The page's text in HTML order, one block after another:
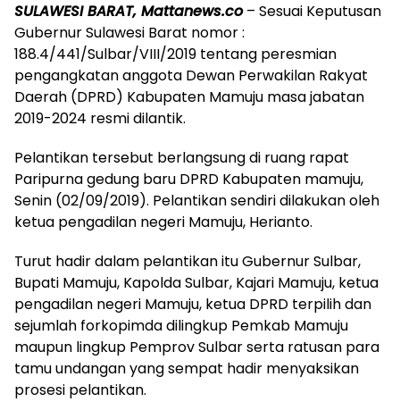
SULAWESI BARAT, Mattanews.co– Sesuai Keputusan
Gubernur Sulawesi Barat nomor :
188.4/441/Sulbar/VIII/2019 tentang peresmian
pengangkatan anggota Dewan Perwakilan Rakyat
Daerah (DPRD) Kabupaten Mamuju masa jabatan
2019-2024 resmi dilantik.
Pelantikan tersebut berlangsung di ruang rapat
Paripurna gedung baru DPRD Kabupaten mamuju,
Senin (02/09/2019). Pelantikan sendiri dilakukan oleh
ketua pengadilan negeri Mamuju, Herianto.
Turut hadir dalam pelantikan itu Gubernur Sulbar,
Bupati Mamuju, Kapolda Sulbar, Kajari Mamuju, ketua
pengadilan negeri Mamuju, ketua DPRD terpilih dan
sejumlah forkopimda dilingkup Pemkab Mamuju
maupun lingkup Pemprov Sulbar serta ratusan para
tamu undangan yang sempat hadir menyaksikan
prosesi pelantikan.